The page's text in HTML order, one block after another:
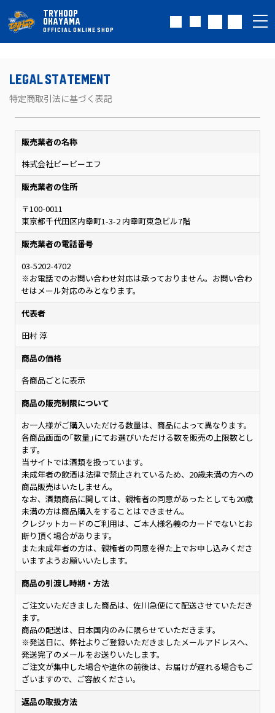
TRYHOOP
OKAYAMA
OFFICIAL ONLINE SHOP
LEGAL STATEMENT
特定商取引法に基づく表記
販売業者の名称
株式会社ビービーエフ
販売業者の住所
〒100-0011
東京都千代田区内幸町1-3-2 内幸町東急ビル7階
販売業者の電話番号
03-5202-4702
※お電話でのお問い合わせ対応は承っておりません。お問い合わ
せはメール対応のみとなります。
代表者
田村 淳
商品の価格
各商品ごとに表示
商品の販売制限について
お一人様がご購入いただける数量は、商品によって異なります。
各商品画面の｢数量｣にてお選びいただける数を販売の上限数とし
ます。
当サイトでは酒類を扱っています。
未成年者の飲酒は法律で禁止されているため、20歳未満の方への
商品販売はいたしません。
なお、酒類商品に関しては、親権者の同意があったとしても20歳
未満の方は商品購入をすることはできません。
クレジットカードのご利用は、ご本人様名義のカードでないとお
断り頂く場合があります。
また未成年者の方は、親権者の同意を得た上でお申し込みくださ
いますようお願いいたします。
商品の引渡し時期・方法
ご注文いただきました商品は、佐川急便にて配送させていただき
ます。
商品の配送は、日本国内のみに限らせていただきます。
※発送日に、弊社よりご登録いただきましたメールアドレスへ、
発送完了のメールをお送りいたします。
ご注文が集中した場合や連休の前後は、お届けが遅れる場合もご
ざいますので、ご容赦ください。
返品の取扱方法